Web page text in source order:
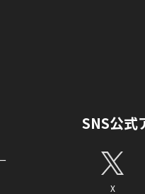
SNS公式
X